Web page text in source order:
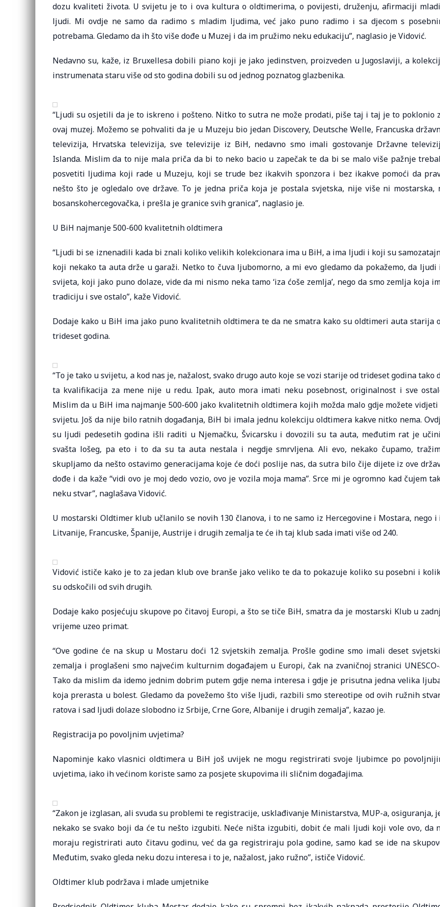
dozu kvaliteti života. U svijetu je to i ova kultura o oldtimerima, o povijesti, druženju, afirmaciji
ljudi. Mi ovdje ne samo da radimo s mladim ljudima, već jako puno radimo i sa djecom s
potrebama. Gledamo da ih što više dođe u Muzej i da im pružimo neku edukaciju”, naglasio je Vidović.
Nedavno su, kaže, iz Bruxellesa dobili piano koji je jako jedinstven, proizveden u Jugoslaviji, a
instrumenata staru više od sto godina dobili su od jednog poznatog glazbenika.
“Ljudi su osjetili da je to iskreno i pošteno. Nitko to sutra ne može prodati, piše taj i taj je to poklonio
ovaj muzej. Možemo se pohvaliti da je u Muzeju bio jedan Discovery, Deutsche Welle, Francuska
televizija, Hrvatska televizija, sve televizije iz BiH, nedavno smo imali gostovanje Državne
Islanda. Mislim da to nije mala priča da bi to neko bacio u zapečak te da bi se malo više pažnje
posvetiti ljudima koji rade u Muzeju, koji se trude bez ikakvih sponzora i bez ikakve pomoći da
nešto što je ogledalo ove države. To je jedna priča koja je postala svjetska, nije više ni mostarska,
bosanskohercegovačka, i prešla je granice svih granica”, naglasio je.
U BiH najmanje 500-600 kvalitetnih oldtimera
“Ljudi bi se iznenadili kada bi znali koliko velikih kolekcionara ima u BiH, a ima ljudi i koji su
koji nekako ta auta drže u garaži. Netko to čuva ljubomorno, a mi evo gledamo da pokažemo, da ljudi
svijeta, koji jako puno dolaze, vide da mi nismo neka tamo ‘iza ćoše zemlja’, nego da smo zemlja koja
tradiciju i sve ostalo”, kaže Vidović.
Dodaje kako u BiH ima jako puno kvalitetnih oldtimera te da ne smatra kako su oldtimeri auta starija
trideset godina.
“To je tako u svijetu, a kod nas je, nažalost, svako drugo auto koje se vozi starije od trideset godina tako
ta kvalifikacija za mene nije u redu. Ipak, auto mora imati neku posebnost, originalnost i sve
Mislim da u BiH ima najmanje 500-600 jako kvalitetnih oldtimera kojih možda malo gdje možete
svijetu. Još da nije bilo ratnih događanja, BiH bi imala jednu kolekciju oldtimera kakve nitko nema.
su ljudi pedesetih godina išli raditi u Njemačku, Švicarsku i dovozili su ta auta, međutim rat je
svašta lošeg, pa eto i to da su ta auta nestala i negdje smrvljena. Ali evo, nekako čupamo,
skupljamo da nešto ostavimo generacijama koje će doći poslije nas, da sutra bilo čije dijete iz ove
dođe i da kaže “vidi ovo je moj dedo vozio, ovo je vozila moja mama”. Srce mi je ogromno kad čujem
neku stvar”, naglašava Vidović.
U mostarski Oldtimer klub učlanilo se novih 130 članova, i to ne samo iz Hercegovine i Mostara, nego i
Litvanije, Francuske, Španije, Austrije i drugih zemalja te će ih taj klub sada imati više od 240.
Vidović ističe kako je to za jedan klub ove branše jako veliko te da to pokazuje koliko su posebni i
su odskočili od svih drugih.
Dodaje kako posjećuju skupove po čitavoj Europi, a što se tiče BiH, smatra da je mostarski Klub u
vrijeme uzeo primat.
“Ove godine će na skup u Mostaru doći 12 svjetskih zemalja. Prošle godine smo imali deset
zemalja i proglašeni smo najvećim kulturnim događajem u Europi, čak na zvaničnoj stranici UNESCO-
Tako da mislim da idemo jednim dobrim putem gdje nema interesa i gdje je prisutna jedna velika
koja prerasta u bolest. Gledamo da povežemo što više ljudi, razbili smo stereotipe od ovih ružnih
ratova i sad ljudi dolaze slobodno iz Srbije, Crne Gore, Albanije i drugih zemalja”, kazao je.
Registracija po povoljnim uvjetima?
Napominje kako vlasnici oldtimera u BiH još uvijek ne mogu registrirati svoje ljubimce po
uvjetima, iako ih većinom koriste samo za posjete skupovima ili sličnim događajima.
“Zakon je izglasan, ali svuda su problemi te registracije, usklađivanje Ministarstva, MUP-a, osiguranja,
nekako se svako boji da će tu nešto izgubiti. Neće ništa izgubiti, dobit će mali ljudi koji vole ovo, da
moraju registrirati auto čitavu godinu, već da ga registriraju pola godine, samo kad se ide na
Međutim, svako gleda neku dozu interesa i to je, nažalost, jako ružno”, ističe Vidović.
Oldtimer klub podržava i mlade umjetnike